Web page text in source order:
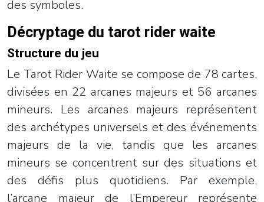
des symboles.
Décryptage du tarot rider waite
Structure du jeu
Le Tarot Rider Waite se compose de 78 cartes,
divisées en 22 arcanes majeurs et 56 arcanes
mineurs. Les arcanes majeurs représentent
des archétypes universels et des événements
majeurs de la vie, tandis que les arcanes
mineurs se concentrent sur des situations et
des défis plus quotidiens. Par exemple,
l’arcane majeur de l’Empereur représente